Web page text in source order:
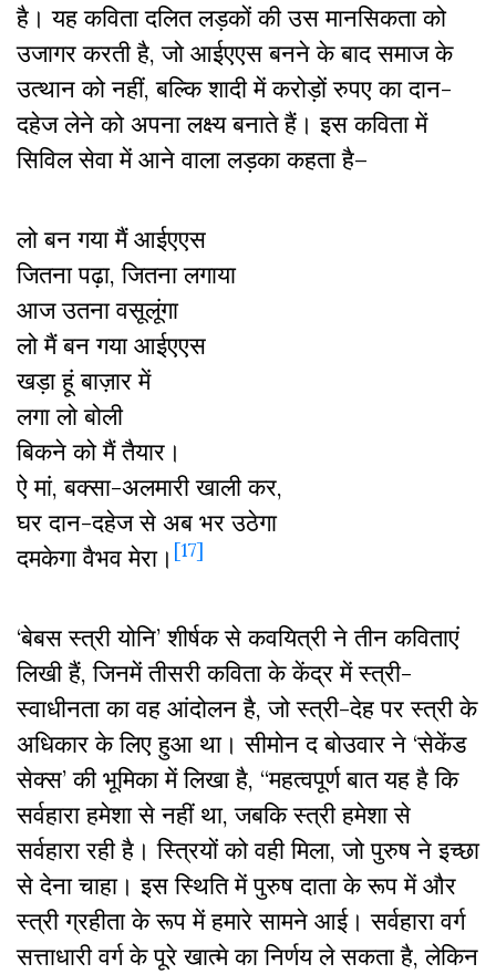
है। यह कविता दलित लड़कों की उस मानसिकता को
उजागर करती है, जो आईएएस बनने के बाद समाज के
उत्थान को नहीं, बल्कि शादी में करोड़ों रुपए का दान-
दहेज लेने को अपना लक्ष्य बनाते हैं। इस कविता में
सिविल सेवा में आने वाला लड़का कहता है–
लो बन गया मैं आईएएस
जितना पढ़ा, जितना लगाया
आज उतना वसूलूंगा
लो मैं बन गया आईएएस
खड़ा हूं बाज़ार में
लगा लो बोली
बिकने को मैं तैयार।
ऐ मां, बक्सा-अलमारी खाली कर,
घर दान-दहेज से अब भर उठेगा
दमकेगा वैभव मेरा। [17]
‘बेबस स्त्री योनि’ शीर्षक से कवयित्री ने तीन कविताएं
लिखी हैं, जिनमें तीसरी कविता के केंद्र में स्त्री-
स्वाधीनता का वह आंदोलन है, जो स्त्री-देह पर स्त्री के
अधिकार के लिए हुआ था। सीमोन द बोउवार ने ‘सेकेंड
सेक्स’ की भूमिका में लिखा है, “महत्वपूर्ण बात यह है कि
सर्वहारा हमेशा से नहीं था, जबकि स्त्री हमेशा से
सर्वहारा रही है। स्त्रियों को वही मिला, जो पुरुष ने इच्छा
से देना चाहा। इस स्थिति में पुरुष दाता के रूप में और
स्त्री ग्रहीता के रूप में हमारे सामने आई। सर्वहारा वर्ग
सत्ताधारी वर्ग के पूरे खात्मे का निर्णय ले सकता है, लेकिन